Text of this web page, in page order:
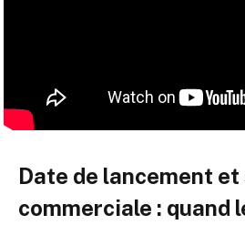
Date de lancement
commerciale : quand